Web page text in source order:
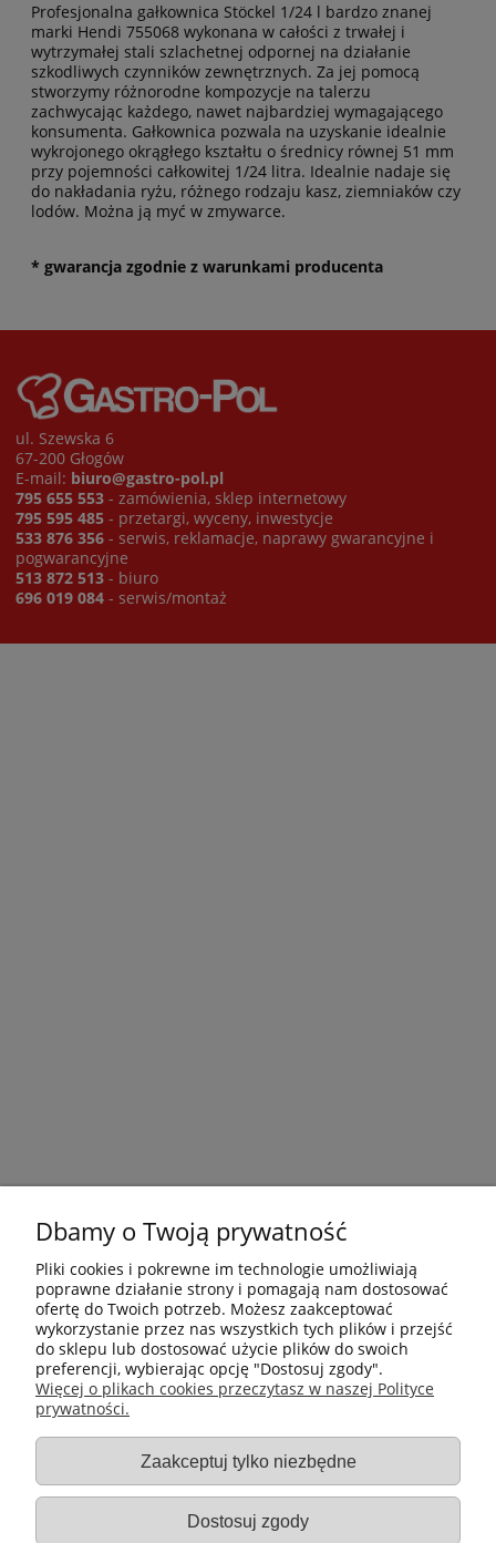
Profesjonalna gałkownica Stöckel 1/24 l bardzo znanej
marki Hendi 755068 wykonana w całości z trwałej i
wytrzymałej stali szlachetnej odpornej na działanie
szkodliwych czynników zewnętrznych. Za jej pomocą
stworzymy różnorodne kompozycje na talerzu
zachwycając każdego, nawet najbardziej wymagającego
konsumenta. Gałkownica pozwala na uzyskanie idealnie
wykrojonego okrągłego kształtu o średnicy równej 51 mm
przy pojemności całkowitej 1/24 litra. Idealnie nadaje się
do nakładania ryżu, różnego rodzaju kasz, ziemniaków czy
lodów. Można ją myć w zmywarce.
* gwarancja zgodnie z warunkami producenta
ul. Szewska 6
67-200 Głogów
E-mail: biuro@gastro-pol.pl
795 655 553 - zamówienia, sklep internetowy
795 595 485 - przetargi, wyceny, inwestycje
533 876 356 - serwis, reklamacje, naprawy gwarancyjne i
pogwarancyjne
513 872 513 - biuro
696 019 084 - serwis/montaż
Płatności i dostawa
Gastro-Pol
Dbamy o Twoją prywatność
Pliki cookies i pokrewne im technologie umożliwiają
poprawne działanie strony i pomagają nam dostosować
ofertę do Twoich potrzeb. Możesz zaakceptować
wykorzystanie przez nas wszystkich tych plików i przejść
do sklepu lub dostosować użycie plików do swoich
preferencji, wybierając opcję "Dostosuj zgody".
Więcej o plikach cookies przeczytasz w naszej Polityce
prywatności.
Zaakceptuj tylko niezbędne
Dostosuj zgody